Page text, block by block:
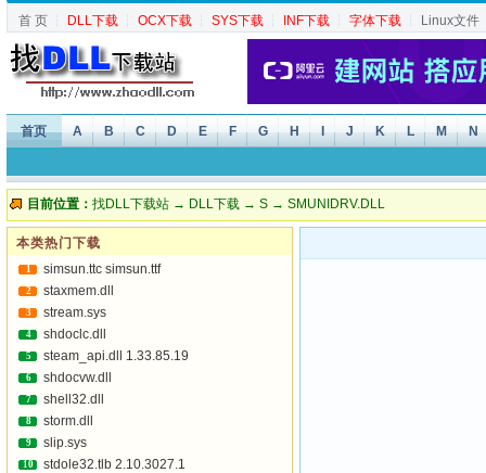
首 页 ┆ DLL下载 ┆ OCX下载 ┆ SYS下载 ┆ INF下载 ┆ 字体下载 ┆ Linux文件
首页 A B C D E F G H J K L M N
目前位置： 找DLL下载站 → DLL下载 → S → SMUNIDRV.DLL
本类热门下载
1 simsun.ttc simsun.ttf
2 staxmem.dll
3 stream.sys
4 shdoclc.dll
5 steam_api.dll 1.33.85.19
6 shdocvw.dll
7 shell32.dll
8 storm.dll
9 slip.sys
10 stdole32.tlb 2.10.3027.1